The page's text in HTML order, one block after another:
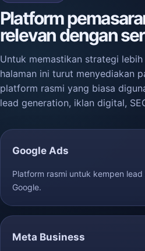
Platform
relevan dengan
Untuk memastikan strategi lebih
halaman ini turut menyediakan
platform rasmi yang biasa
lead generation, iklan digital,
Google Ads
Platform rasmi untuk kempen
Google.
Meta Business